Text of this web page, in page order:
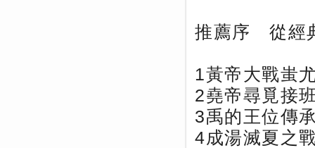
推薦序 從經
1黃帝大戰蚩
2堯帝尋覓接
3禹的王位傳
4成湯滅夏之